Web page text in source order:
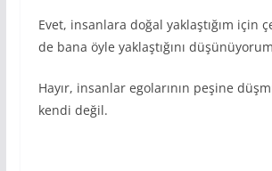
Evet, insanlara doğal yaklaştığım için
de bana öyle yaklaştığını
Hayır, insanlar egolarının peşine
kendi değil.